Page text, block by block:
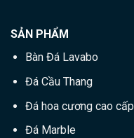
SẢN PHẨM
Bàn Đá Lavabo
Đá Cầu Thang
Đá hoa cương cao cấp
Đá Marble